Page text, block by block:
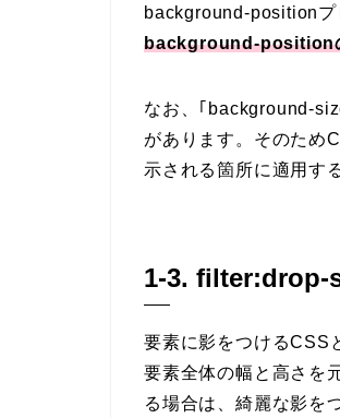
background-positionプ
background-position
なお、｢background-
があります。そのため
示される箇所に適用す
1-3. filter:drop-
要素に影をつけるCSS
要素全体の幅と高さを
る場合は、綺麗な影を